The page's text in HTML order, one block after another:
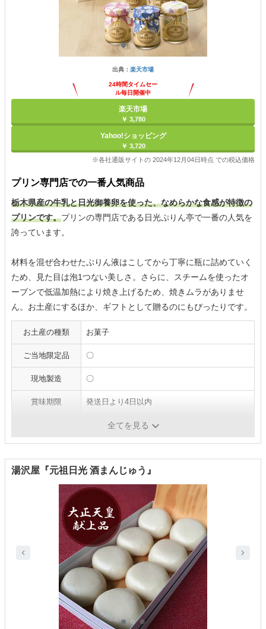
出典： 楽天市場
24時間タイムセー
ル毎日開催中
楽天市場
￥ 3,780
Yahoo!ショッピング
￥ 3,720
※各社通販サイトの 2024年12月04日時点 での税込価格
プリン専門店での一番人気商品
栃木県産の牛乳と日光御養卵を使った、なめらかな食感が特徴の
プリンです。プリンの専門店である日光ぷりん亭で一番の人気を
誇っています。
材料を混ぜ合わせたぷりん液はこしてから丁寧に瓶に詰めていく
ため、見た目は泡1つない美しさ。さらに、スチームを使ったオ
ーブンで低温加熱により焼き上げるため、焼きムラがありませ
ん。お土産にするほか、ギフトとして贈るのにもぴったりです。
お土産の種類 お菓子
ご当地限定品 〇
現地製造 〇
賞味期限 発送日より4日以内
全てを見る
湯沢屋『元祖日光 酒まんじゅう』